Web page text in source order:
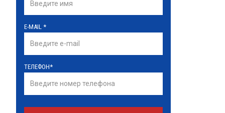
E-MAIL *
ТЕЛЕФОН*